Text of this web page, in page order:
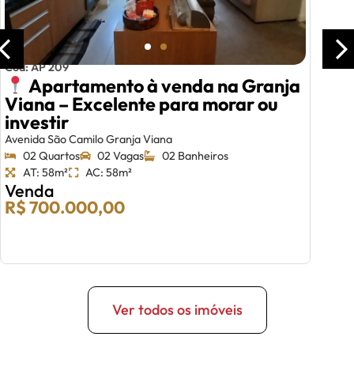
Cód: AP 209
Apartamento à venda na Granja
Viana – Excelente para morar ou
investir
Avenida São Camilo Granja Viana
02 Quartos
02 Vagas
02 Banheiros
AT: 58m²
AC: 58m²
Venda
R$ 700.000,00
Ver todos os imóveis